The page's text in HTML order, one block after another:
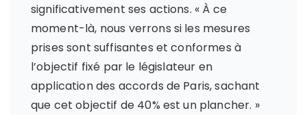
significativement ses actions. « À ce
moment-là, nous verrons si les mesures
prises sont suffisantes et conformes à
l’objectif fixé par le législateur en
application des accords de Paris, sachant
que cet objectif de 40% est un plancher. »